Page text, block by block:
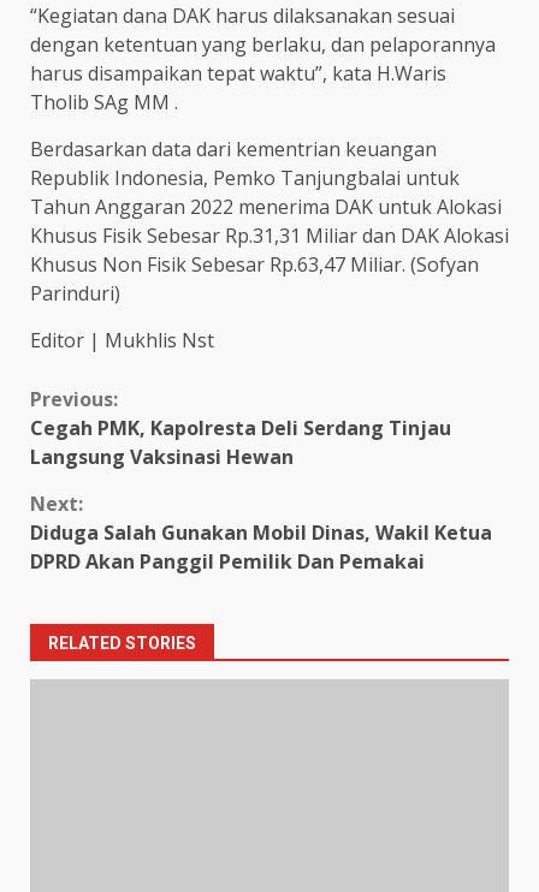
“Kegiatan dana DAK harus dilaksanakan sesuai
dengan ketentuan yang berlaku, dan pelaporannya
harus disampaikan tepat waktu”, kata H.Waris
Tholib SAg MM .
Berdasarkan data dari kementrian keuangan
Republik Indonesia, Pemko Tanjungbalai untuk
Tahun Anggaran 2022 menerima DAK untuk Alokasi
Khusus Fisik Sebesar Rp.31,31 Miliar dan DAK Alokasi
Khusus Non Fisik Sebesar Rp.63,47 Miliar. (Sofyan
Parinduri)
Editor | Mukhlis Nst
Continue
Reading
Previous:
Cegah PMK, Kapolresta Deli Serdang Tinjau
Langsung Vaksinasi Hewan
Next:
Diduga Salah Gunakan Mobil Dinas, Wakil Ketua
DPRD Akan Panggil Pemilik Dan Pemakai
RELATED STORIES